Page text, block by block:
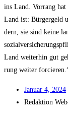
ins Land. Vor­rang hat
Land ist: Bür­ger­geld
dern, sie sind kei­ne
Land wei­ter­hin gut
rung wei­ter
Janu­ar 4, 2024
Redak­ti­on